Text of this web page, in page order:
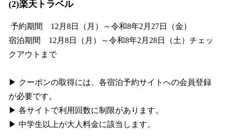
(2)楽天トラベル
予約期間 12月8日（月）～令和8年2月27日（金）
宿泊期間 12月8日（月）～令和8年2月28日（土）チェッ
クアウトまで
▶ クーポンの取得には、各宿泊予約サイトへの会員登録
が必要です。
▶ 各サイトで利用回数に制限があります。
▶ 中学生以上が大人料金に該当します。